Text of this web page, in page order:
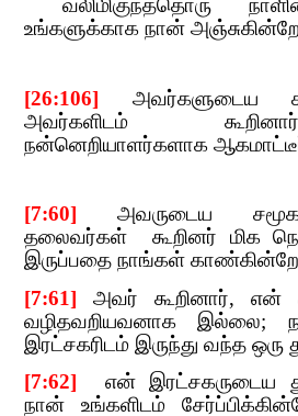
வலிமிகுந்ததொரு
உங்களுக்காக நான்
[26:106]
அவர்களுடைய
அவர்களிடம் கூறினார்
நன்னெறியாளர்களாக
[7:60] ​​அவருடைய
தலைவர்கள் ​​​​கூறினர் மிக​​
இருப்பதை நாங்கள்
[7:61] ​​அவர் கூறினார்,​​ என்
வழிதவறியவனாக இல்ல;​​
இரட்சகரிடம் இருந்து வந்த
[7:62]
என் இரட்சகருடைய
நான் உங்களிடம்